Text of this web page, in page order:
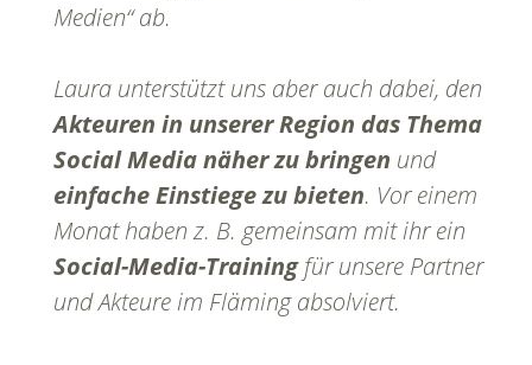
Medien“ ab.
Laura unterstützt uns aber auch dabei, den
Akteuren in unserer Region das Thema
Social Media näher zu bringen und
einfache Einstiege zu bieten. Vor einem
Monat haben z. B. gemeinsam mit ihr ein
Social-Media-Trainingfür unsere Partner
und Akteure im Fläming absolviert.